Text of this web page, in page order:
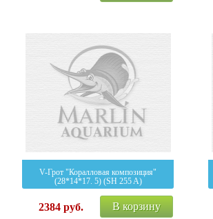
V-Грот "Коралловая композиция"
(28*14*17. 5) (SH 255 A)
2384руб. В корзину